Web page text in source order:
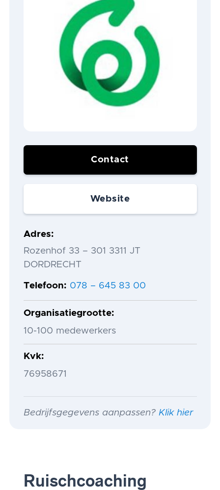
Contact
Website
Adres
Rozenhof 33 – 301 3311 JT
DORDRECHT
Telefoon 078 – 645 83 00
Organisatiegrootte
10-100 medewerkers
Kvk
76958671
Bedrijfsgegevens aanpassen? Klik hier
Ruischcoaching